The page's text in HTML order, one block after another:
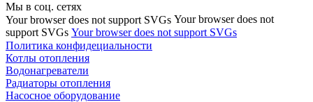
Мы в соц. сетях
Your browser does not support SVGs Your browser does not
support SVGs Your browser does not support SVGs
Политика конфидециальности
Котлы отопления
Водонагреватели
Радиаторы отопления
Насосное оборудование